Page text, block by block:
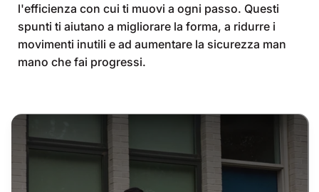
l'efficienza con cui ti muovi a ogni passo. Questi
spunti ti aiutano a migliorare la forma, a ridurre i
movimenti inutili e ad aumentare la sicurezza man
mano che fai progressi.